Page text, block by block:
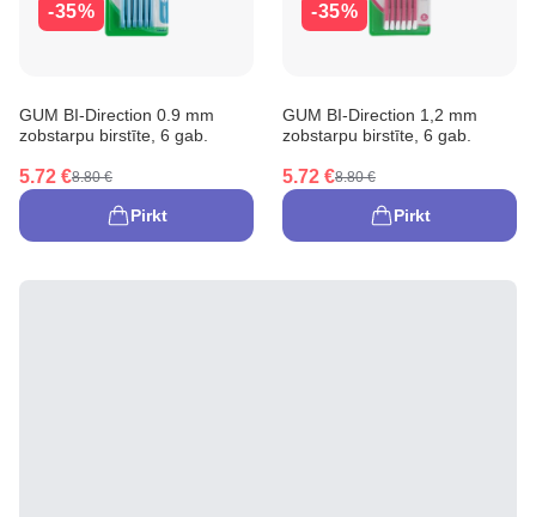
-35%
GUM BI-Direction 0.9 mm
zobstarpu birstīte, 6 gab.
5.72 €8.80 €
Pirkt
-35%
GUM BI-Direction 1,2 mm
zobstarpu birstīte, 6 gab.
5.72 €8.80 €
Pirkt